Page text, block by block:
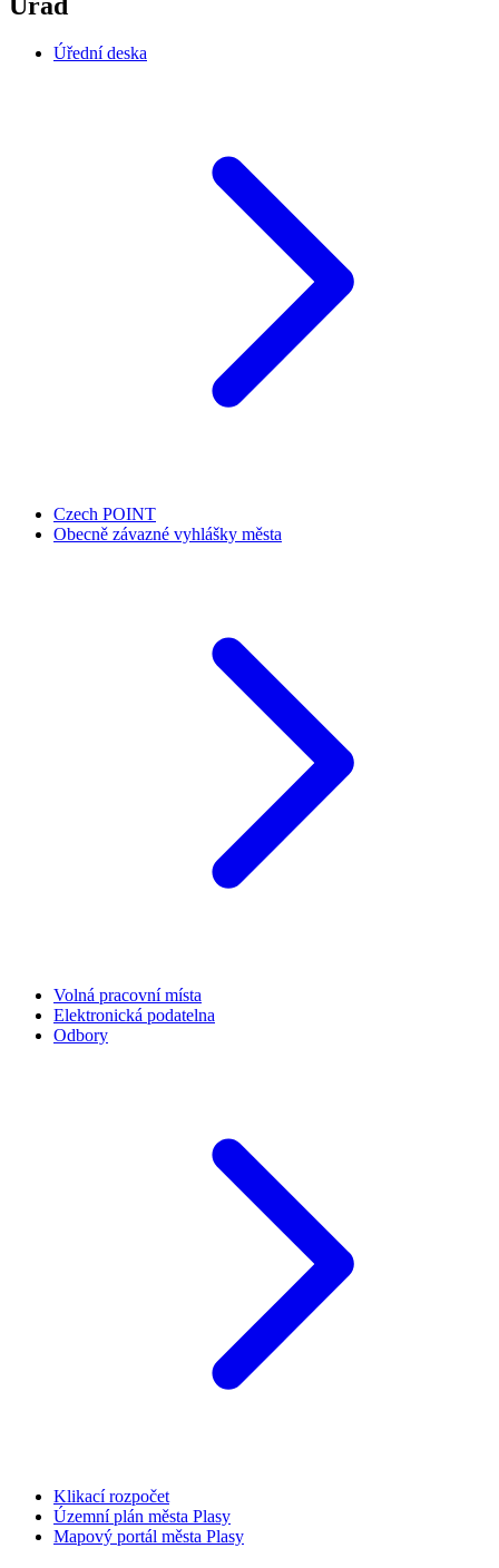
Úřední deska
Czech POINT
Obecně závazné vyhlášky města
Volná pracovní místa
Elektronická podatelna
Odbory
Klikací rozpočet
Územní plán města Plasy
Mapový portál města Plasy